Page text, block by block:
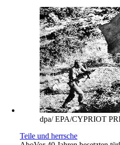
dpa/ EPA/CYPRIOT
Teile und herrsche